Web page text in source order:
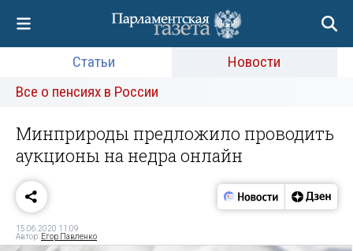
Статьи
Новости
Все о пенсиях в России
Минприроды предложило проводить
аукционы на недра онлайн
15.06.2020 11:09
Автор: Егор Павленко